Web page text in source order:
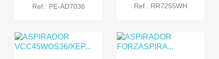
Ref.: PE-AD7036 Ref.: RR7255WH